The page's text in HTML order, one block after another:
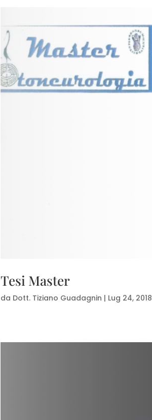
Tesi Master
da Dott. Tiziano Guadagnin | Lug 24, 2018